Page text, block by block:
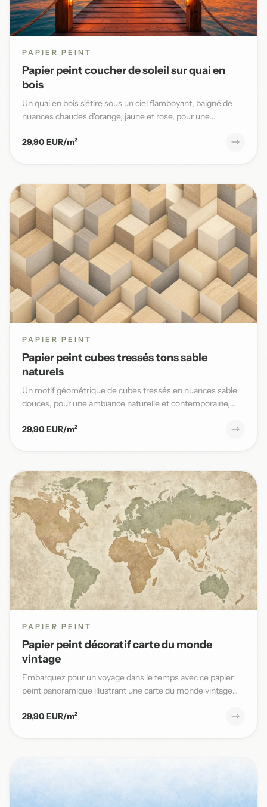
PAPIER PEINT
Papier peint coucher de soleil sur quai en
bois
Un quai en bois s'étire sous un ciel flamboyant, baigné de
nuances chaudes d'orange, jaune et rose, pour une
29,90 EUR/m²
PAPIER PEINT
Papier peint cubes tressés tons sable
naturels
Un motif géométrique de cubes tressés en nuances sable
douces, pour une ambiance naturelle et contemporaine,
29,90 EUR/m²
PAPIER PEINT
Papier peint décoratif carte du monde
vintage
Embarquez pour un voyage dans le temps avec ce papier
peint panoramique illustrant une carte du monde vintage
29,90 EUR/m²